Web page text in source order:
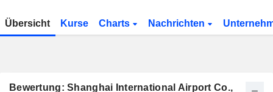
Übersicht Kurse Charts Nachrichten
Bewertung: Shanghai International Airport Co.,